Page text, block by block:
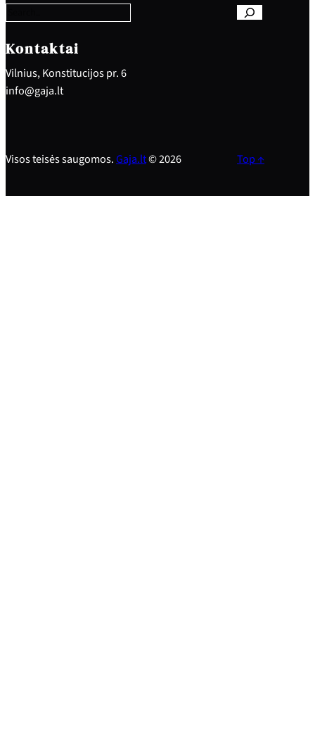
c
h
Kontaktai
Vilnius, Konstitucijos pr. 6
info@gaja.lt
Visos teisės saugomos.Gaja.lt© 2026 Top ↑